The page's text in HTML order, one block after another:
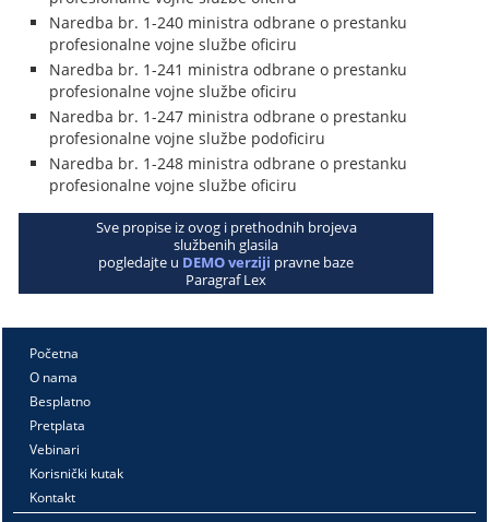
Naredba br. 1-240 ministra odbrane o prestanku
profesionalne vojne službe oficiru
Naredba br. 1-241 ministra odbrane o prestanku
profesionalne vojne službe oficiru
Naredba br. 1-247 ministra odbrane o prestanku
profesionalne vojne službe podoficiru
Naredba br. 1-248 ministra odbrane o prestanku
profesionalne vojne službe oficiru
Sve propise iz ovog i prethodnih brojeva
službenih glasila
pogledajte u DEMO verziji pravne baze
Paragraf Lex
Početna
O nama
Besplatno
Pretplata
Vebinari
Korisnički kutak
Kontakt